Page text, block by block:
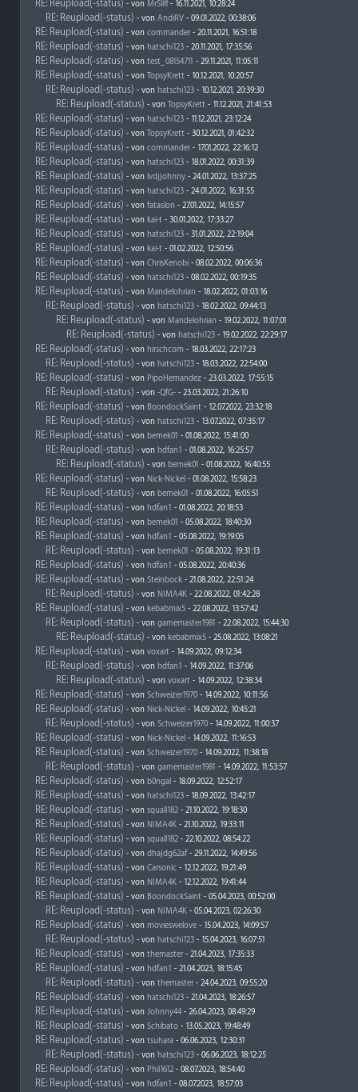
RE: Reupload(-status) - von MrSliff- 16.11.2021, 10:28:24
RE: Reupload(-status) - von AndiRV - 09.01.2022, 00:38:06
RE: Reupload(-status) - von commander- 20.11.2021, 16:51:18
RE: Reupload(-status) - von hatschi123 - 20.11.2021, 17:35:56
RE: Reupload(-status) - von test_08154711 - 29.11.2021, 11:05:11
RE: Reupload(-status) - von TopsyKrett - 10.12.2021, 10:20:57
RE: Reupload(-status) - von hatschi123 - 10.12.2021, 20:39:30
RE: Reupload(-status) - von TopsyKrett - 11.12.2021, 21:41:53
RE: Reupload(-status) - von hatschi123 - 11.12.2021, 23:12:24
RE: Reupload(-status) - von TopsyKrett - 30.12.2021, 01:42:32
RE: Reupload(-status) - von commander- 17.01.2022, 22:16:12
RE: Reupload(-status) - von hatschi123 - 18.01.2022, 00:31:39
RE: Reupload(-status) - von lvdjjohnny - 24.01.2022, 13:37:25
RE: Reupload(-status) - von hatschi123 - 24.01.2022, 16:31:55
RE: Reupload(-status) - von fataslon - 27.01.2022, 14:15:57
RE: Reupload(-status) - von kai-t - 30.01.2022, 17:33:27
RE: Reupload(-status) - von hatschi123 - 31.01.2022, 22:19:04
RE: Reupload(-status) - von kai-t - 01.02.2022, 12:50:56
RE: Reupload(-status) - von ChrisKenobi - 08.02.2022, 00:06:36
RE: Reupload(-status) - von hatschi123 - 08.02.2022, 00:19:35
RE: Reupload(-status) - von Mandelohrian - 18.02.2022, 01:03:16
RE: Reupload(-status) - von hatschi123 - 18.02.2022, 09:44:13
RE: Reupload(-status) - von Mandelohrian - 19.02.2022, 11:07:01
RE: Reupload(-status) - von hatschi123 - 19.02.2022, 22:29:17
RE: Reupload(-status) - von hirschcom - 18.03.2022, 22:17:23
RE: Reupload(-status) - von hatschi123 - 18.03.2022, 22:54:00
RE: Reupload(-status) - von PipoHernandez - 23.03.2022, 17:55:15
RE: Reupload(-status) - von -QfG- - 23.03.2022, 21:26:10
RE: Reupload(-status) - von BoondockSaint - 12.07.2022, 23:32:18
RE: Reupload(-status) - von hatschi123 - 13.07.2022, 07:35:17
RE: Reupload(-status) - von bemek01 - 01.08.2022, 15:41:00
RE: Reupload(-status) - von hdfan1 - 01.08.2022, 16:25:57
RE: Reupload(-status) - von bemek01 - 01.08.2022, 16:40:55
RE: Reupload(-status) - von Nick-Nickel - 01.08.2022, 15:58:23
RE: Reupload(-status) - von bemek01 - 01.08.2022, 16:05:51
RE: Reupload(-status) - von hdfan1 - 01.08.2022, 20:18:53
RE: Reupload(-status) - von bemek01 - 05.08.2022, 18:40:30
RE: Reupload(-status) - von hdfan1 - 05.08.2022, 19:19:05
RE: Reupload(-status) - von bemek01 - 05.08.2022, 19:31:13
RE: Reupload(-status) - von hdfan1 - 05.08.2022, 20:40:36
RE: Reupload(-status) - von Steinbock - 21.08.2022, 22:51:24
RE: Reupload(-status) - von NIMA4K - 22.08.2022, 01:42:28
RE: Reupload(-status) - von kebabmix5 - 22.08.2022, 13:57:42
RE: Reupload(-status) - von gamemaster1981 - 22.08.2022, 15:44:30
RE: Reupload(-status) - von kebabmix5 - 25.08.2022, 13:08:21
RE: Reupload(-status) - von voxart - 14.09.2022, 09:12:34
RE: Reupload(-status) - von hdfan1 - 14.09.2022, 11:37:06
RE: Reupload(-status) - von voxart - 14.09.2022, 12:38:34
RE: Reupload(-status) - von Schweizer1970 - 14.09.2022, 10:11:56
RE: Reupload(-status) - von Nick-Nickel - 14.09.2022, 10:45:21
RE: Reupload(-status) - von Schweizer1970 - 14.09.2022, 11:00:37
RE: Reupload(-status) - von Nick-Nickel - 14.09.2022, 11:16:53
RE: Reupload(-status) - von Schweizer1970 - 14.09.2022, 11:38:18
RE: Reupload(-status) - von gamemaster1981 - 14.09.2022, 11:53:57
RE: Reupload(-status) - von b0ngal - 18.09.2022, 12:52:17
RE: Reupload(-status) - von hatschi123 - 18.09.2022, 13:42:17
RE: Reupload(-status) - von squall182 - 21.10.2022, 19:18:30
RE: Reupload(-status) - von NIMA4K - 21.10.2022, 19:33:11
RE: Reupload(-status) - von squall182 - 22.10.2022, 08:54:22
RE: Reupload(-status) - von dhajdg62af - 29.11.2022, 14:49:56
RE: Reupload(-status) - von Carsonic - 12.12.2022, 19:21:49
RE: Reupload(-status) - von NIMA4K - 12.12.2022, 19:41:44
RE: Reupload(-status) - von BoondockSaint - 05.04.2023, 00:52:00
RE: Reupload(-status) - von NIMA4K - 05.04.2023, 02:26:30
RE: Reupload(-status) - von movieswelove - 15.04.2023, 14:09:57
RE: Reupload(-status) - von hatschi123 - 15.04.2023, 16:07:51
RE: Reupload(-status) - von themaster- 21.04.2023, 17:35:33
RE: Reupload(-status) - von hdfan1 - 21.04.2023, 18:15:45
RE: Reupload(-status) - von themaster- 24.04.2023, 09:55:20
RE: Reupload(-status) - von hatschi123 - 21.04.2023, 18:26:57
RE: Reupload(-status) - von Johnny44 - 26.04.2023, 08:49:29
RE: Reupload(-status) - von Schibato - 13.05.2023, 19:48:49
RE: Reupload(-status) - von tsuhara - 06.06.2023, 12:30:31
RE: Reupload(-status) - von hatschi123 - 06.06.2023, 18:12:25
RE: Reupload(-status) - von Phil1612 - 08.07.2023, 18:54:40
RE: Reupload(-status) - von hdfan1 - 08.07.2023, 18:57:03